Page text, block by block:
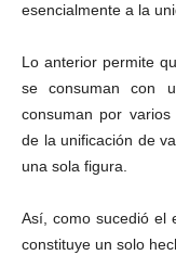
esencialmente a la
Lo anterior permite
se consuman con
consuman por
de la unificación de
una sola figura.
Así, como sucedió el
constituye un solo